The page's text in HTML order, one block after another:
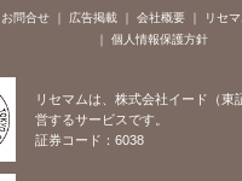
お問合せ 広告掲載 会社概要
リセ
個人情報保護方針
リセマムは、株式会社イード（東
営するサービスです。
証券コード：6038